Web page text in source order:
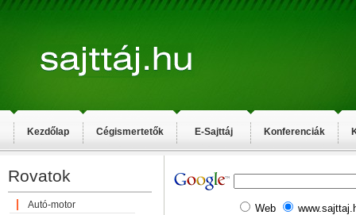
Kezdőlap Cégismertetők E-Sajttáj Konferenciák
Rovatok
Autó-motor
Web